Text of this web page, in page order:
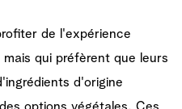
de l'expérience
qui préfèrent que leurs
d'origine